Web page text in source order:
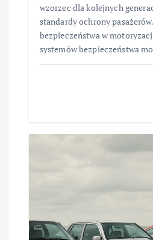
wzorzec dla kolejnych
standardy ochrony
bezpieczeństwa w
systemów bezpieczeństwa